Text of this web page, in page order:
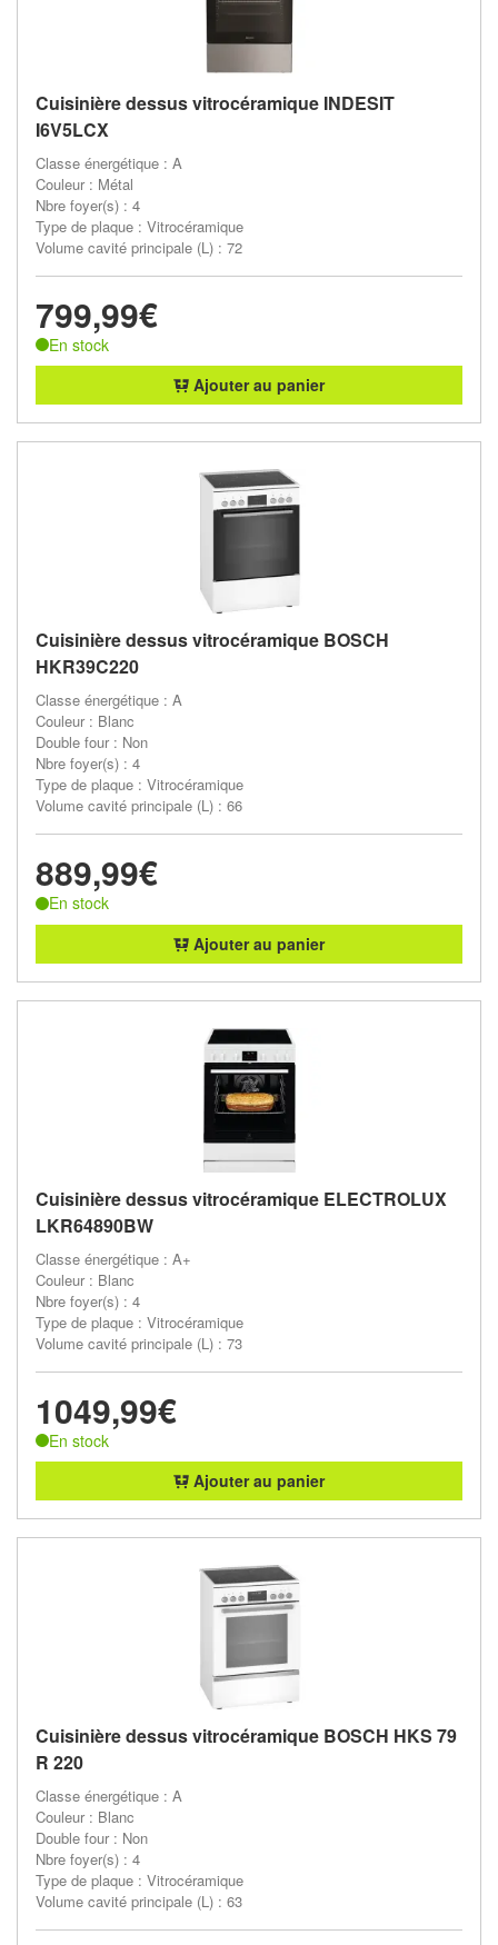
Cuisinière dessus vitrocéramique INDESIT
I6V5LCX
Classe énergétique : A
Couleur : Métal
Nbre foyer(s) : 4
Type de plaque : Vitrocéramique
Volume cavité principale (L) : 72
799,99€
En stock
Ajouter au panier
Cuisinière dessus vitrocéramique BOSCH
HKR39C220
Classe énergétique : A
Couleur : Blanc
Double four : Non
Nbre foyer(s) : 4
Type de plaque : Vitrocéramique
Volume cavité principale (L) : 66
889,99€
En stock
Ajouter au panier
Cuisinière dessus vitrocéramique ELECTROLUX
LKR64890BW
Classe énergétique : A+
Couleur : Blanc
Nbre foyer(s) : 4
Type de plaque : Vitrocéramique
Volume cavité principale (L) : 73
1049,99€
En stock
Ajouter au panier
Cuisinière dessus vitrocéramique BOSCH HKS 79
R 220
Classe énergétique : A
Couleur : Blanc
Double four : Non
Nbre foyer(s) : 4
Type de plaque : Vitrocéramique
Volume cavité principale (L) : 63